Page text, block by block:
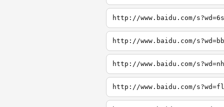
http://www.baidu.com/
http://www.baidu.com/
http://www.baidu.com/
http://www.baidu.com/